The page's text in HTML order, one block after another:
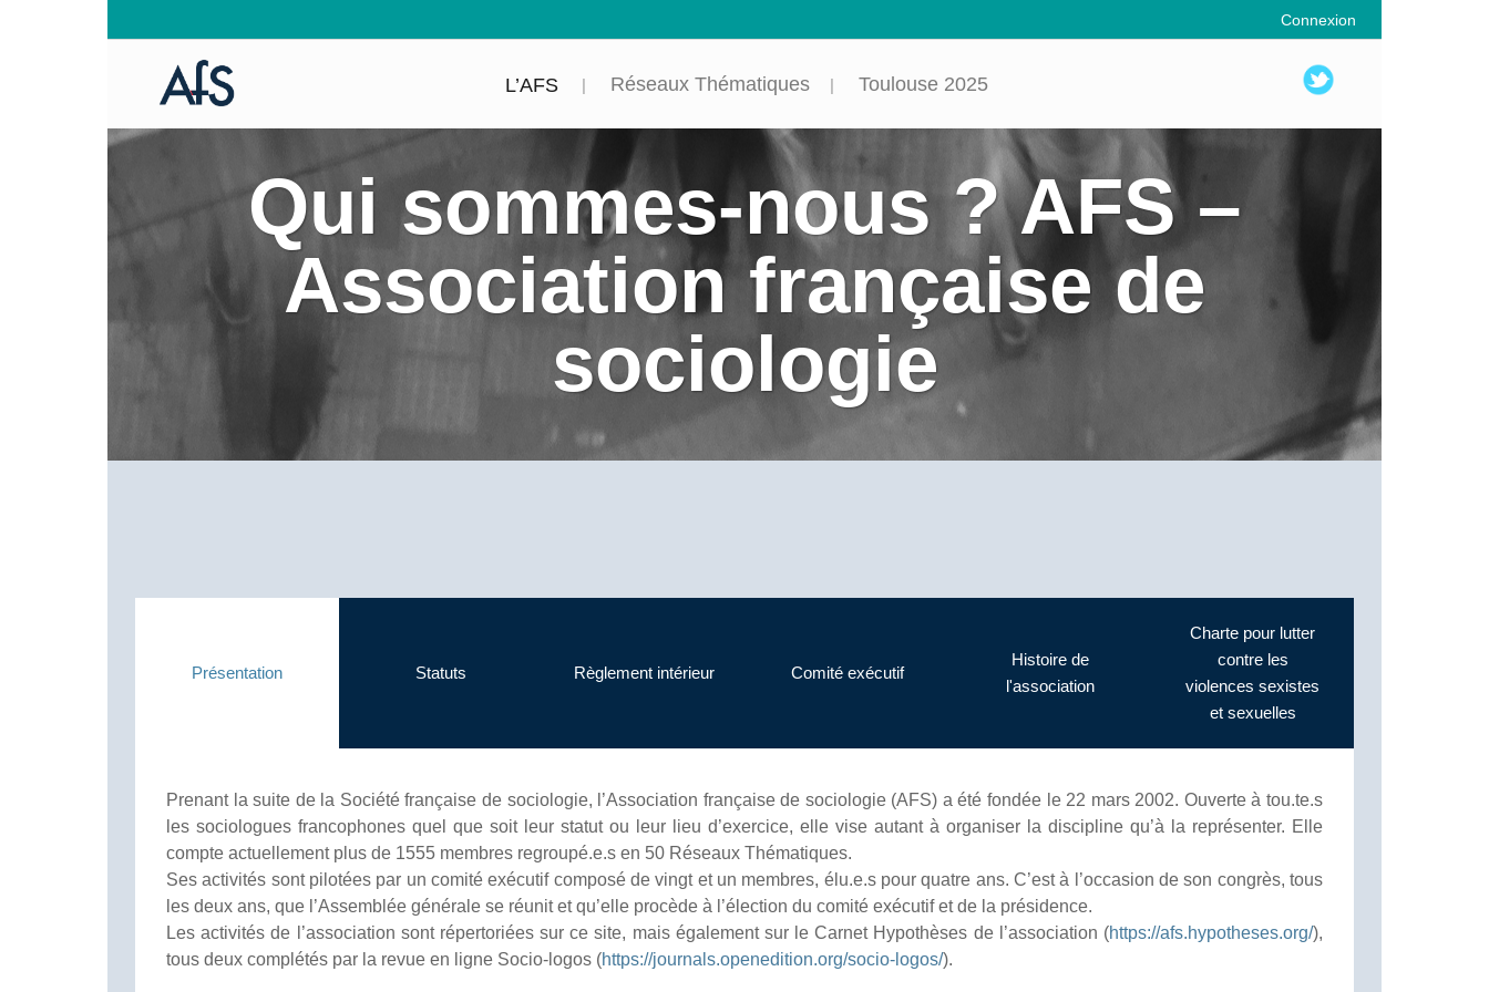
Connexion
L’AFS Réseaux Thématiques Toulouse 2025
Qui sommes-nous ? AFS –
Association française de
sociologie
Présentation Statuts Règlement intérieur Comité exécutif
Histoire de
l'association
Charte pour lutter
contre les
violences sexistes
et sexuelles
Prenant la suite de la Société française de sociologie, l’Association française de sociologie (AFS) a été fondée le 22 mars 2002. Ouverte à tou.te.s
les sociologues francophones quel que soit leur statut ou leur lieu d’exercice, elle vise autant à organiser la discipline qu’à la représenter. Elle
compte actuellement plus de 1555 membres regroupé.e.s en 50 Réseaux Thématiques.
Ses activités sont pilotées par un comité exécutif composé de vingt et un membres, élu.e.s pour quatre ans. C’est à l’occasion de son congrès, tous
les deux ans, que l’Assemblée générale se réunit et qu’elle procède à l’élection du comité exécutif et de la présidence.
Les activités de l’association sont répertoriées sur ce site, mais également sur le Carnet Hypothèses de l’association (https://afs.hypotheses.org/),
tous deux complétés par la revue en ligne Socio-logos (https://journals.openedition.org/socio-logos/).